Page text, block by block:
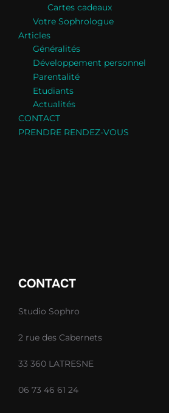
Cartes cadeaux
Votre Sophrologue
Articles
Généralités
Développement personnel
Parentalité
Etudiants
Actualités
CONTACT
PRENDRE RENDEZ-VOUS
CONTACT
Studio Sophro
2 rue des Cabernets
33 360 LATRESNE
06 73 46 61 24